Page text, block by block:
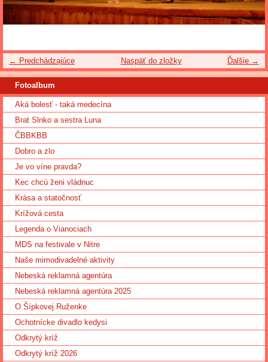
← Predchádzajúce Ďalšie →
Naspäť do zložky
Fotoalbum
Aká bolesť - taká medecína
Brat Slnko a sestra Luna
ČBBKBB
Dobro a zlo
Je vo víne pravda?
Kec chcú ženi vládnuc
Krása a statočnosť
Krížová cesta
Legenda o Vianociach
MDS na festivale v Nitre
Naše mimodivadelné aktivity
Nebeská reklamná agentúra
Nebeská reklamná agentúra 2025
O Šípkovej Ruženke
Ochotnícke divadlo kedysi
Odkrytý kríž
Odkrytý kríž 2026